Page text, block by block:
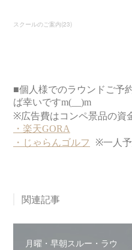
スクールのご案内(23)
関連記事
月曜・早朝スルー・ラウ